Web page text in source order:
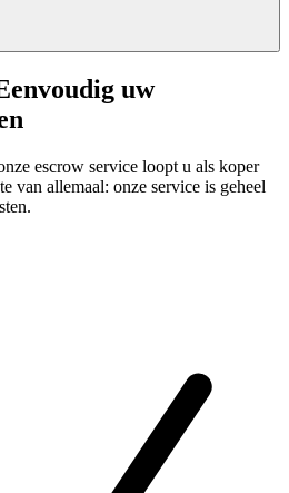
uw
escrow service loopt u als koper
van allemaal: onze service is geheel